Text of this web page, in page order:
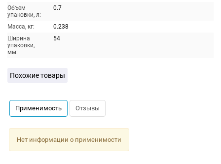
Объем
упаковки, л:
0.7
Масса, кг:
0.238
Ширина
упаковки,
мм:
54
Похожие товары
Применимость Отзывы
Нет информации о применимости